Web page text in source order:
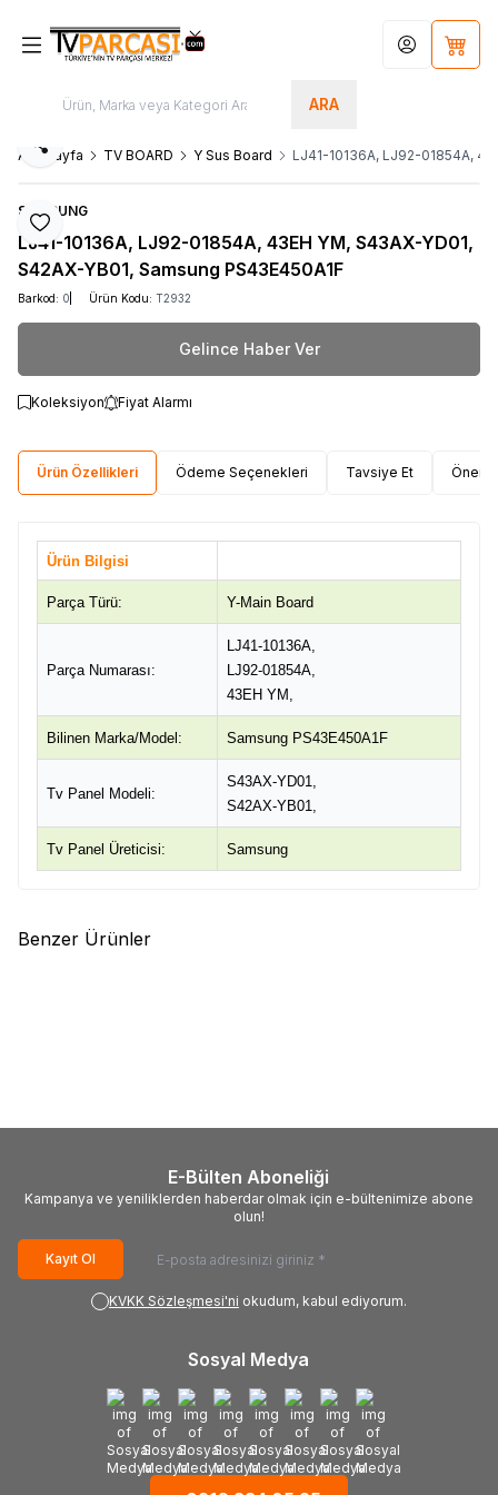
ARA
Hesabım
Ana Sayfa TV BOARD Y Sus Board LJ41-10136A, LJ92-01854A,
Favoriye Ekle
Paylaş
SAMSUNG
LJ41-10136A, LJ92-01854A, 43EH YM, S43AX-YD01,
S42AX-YB01, Samsung PS43E450A1F
Barkod: 0 Ürün Kodu: T2932
Gelince Haber Ver
Koleksiyon Fiyat Alarmı
Ürün Özellikleri Ödeme Seçenekleri Tavsiye Et Öneri
Ürün Bilgisi
Parça Türü: Y-Main Board
Parça Numarası:
LJ41-10136A,
LJ92-01854A,
43EH YM,
Bilinen Marka/Model: Samsung PS43E450A1F
Tv Panel Modeli:
S43AX-YD01,
S42AX-YB01,
Tv Panel Üreticisi: Samsung
Benzer Ürünler
E-Bülten Aboneliği
Kampanya ve yeniliklerden haberdar olmak için e-bültenimize abone
olun!
Kayıt Ol
KVKK Sözleşmesi'ni okudum, kabul ediyorum.
Sosyal Medya